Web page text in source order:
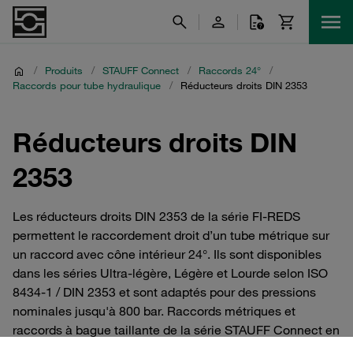
/ Produits / STAUFF Connect / Raccords 24°
/
Raccords pour tube hydraulique
/ Réducteurs droits DIN 2353
Réducteurs droits DIN
2353
Les réducteurs droits DIN 2353 de la série FI-REDS
permettent le raccordement droit d’un tube métrique sur
un raccord avec cône intérieur 24°. Ils sont disponibles
dans les séries Ultra-légère, Légère et Lourde selon ISO
8434-1 / DIN 2353 et sont adaptés pour des pressions
nominales jusqu'à 800 bar. Raccords métriques et
raccords à bague taillante de la série STAUFF Connect en